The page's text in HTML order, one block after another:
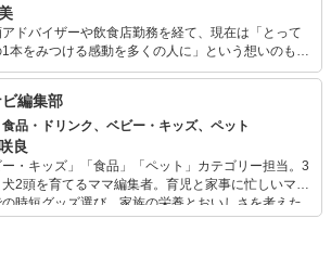
アドバイザーや飲食店勤務を経て、現在は「とって
1本をみつける感動を多くの人に」という想いのもと
魅力を発信するさまざまな活動をおこなってい
女将業など、あらゆる場所、あらゆる手段で日本
しさと日本文化の豊かさ、日本の各地方の魅力を
る。
編集部
品・ドリンク、ベビー・キッズ、ペット
良
ー・キッズ」「食品」「ペット」カテゴリー担当。3
犬2頭を育てるママ編集者。育児と家事に忙しいママ
の時短グッズ選び、家族の栄養とおいしさを考えた
、束の間のリラックスタイムを楽しむためのスイ